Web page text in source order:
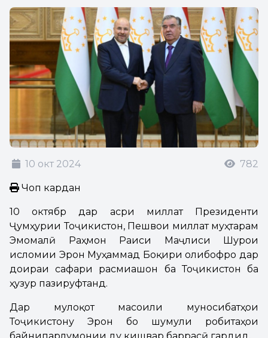
10 окт 2024 782
Чоп кардан
10 октябр дар Қасри миллат Президенти
Ҷумҳурии Тоҷикистон, Пешвои миллат муҳтарам
Эмомалӣ Раҳмон Раиси Маҷлиси Шурои
исломии Эрон Муҳаммад Боқири Қолибофро дар
доираи сафари расмиашон ба Тоҷикистон ба
ҳузур пазируфтанд.
Дар мулоқот масоили муносибатҳои
Тоҷикистону Эрон бо шумули робитаҳои